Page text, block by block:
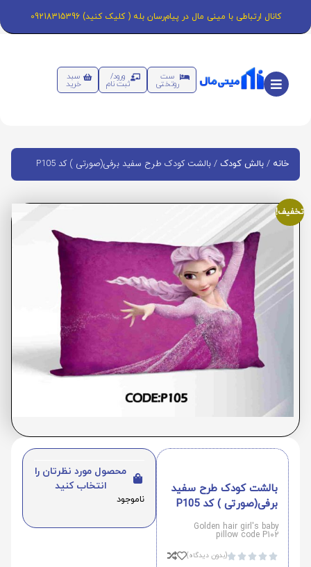
کانال ارتباطی با مینی مال در پیام‌رسان بله ( کلیک کنید) 09218315396
ست
روتختی
ورود/
ثبت نام
سبد
خرید
خانه / بالش کودک / بالشت کودک طرح سفید برفی(صورتی ) کد P105
تخفیف!
بالشت کودک طرح سفید
برفی(صورتی ) کد P105
Golden hair girl's baby
pillow code P102




(بدون دیدگاه)
محصول مورد نظرتان را
انتخاب کنید
ناموجود